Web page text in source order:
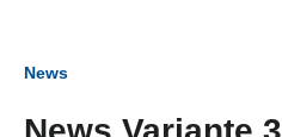
News